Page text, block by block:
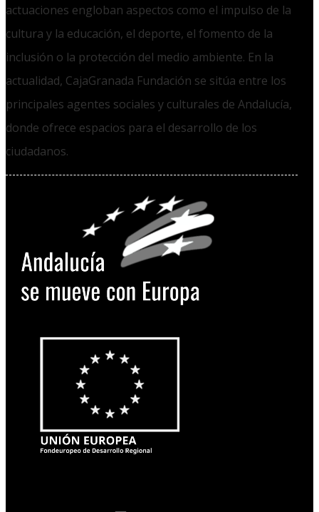
actuaciones engloban aspectos como el impulso de la
cultura y la educación, el deporte, el fomento de la
inclusión o la protección del medio ambiente. En la
actualidad, CajaGranada Fundación se sitúa entre los
principales agentes sociales y culturales de Andalucía,
donde ofrece espacios para el desarrollo de los
ciudadanos.